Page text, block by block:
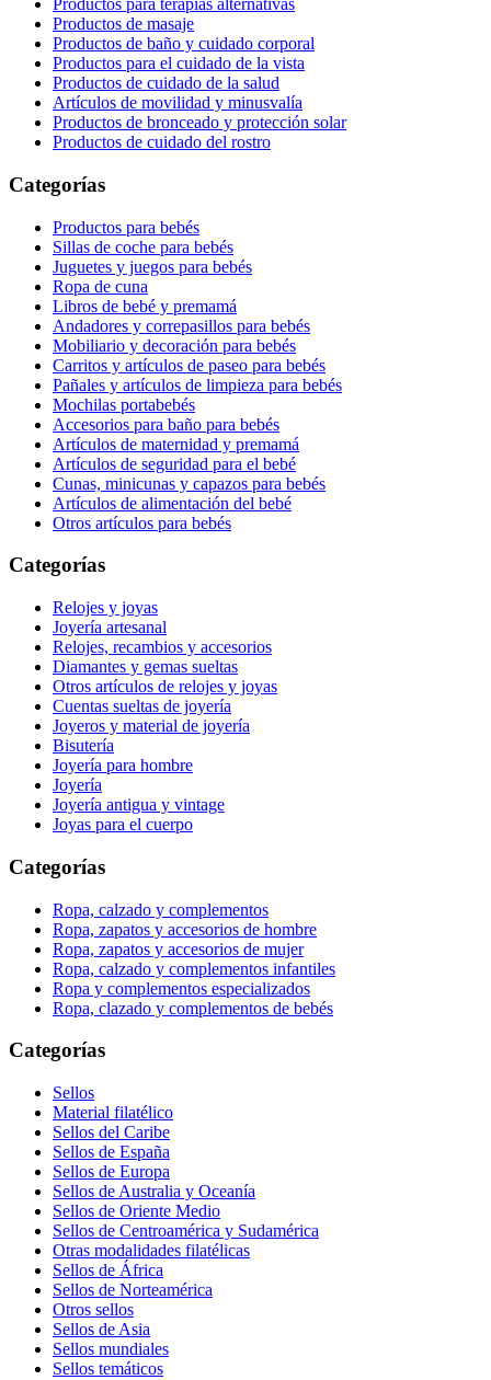
Productos para terapias alternativas
Productos de masaje
Productos de baño y cuidado corporal
Productos para el cuidado de la vista
Productos de cuidado de la salud
Artículos de movilidad y minusvalía
Productos de bronceado y protección solar
Productos de cuidado del rostro
Categorías
Productos para bebés
Sillas de coche para bebés
Juguetes y juegos para bebés
Ropa de cuna
Libros de bebé y premamá
Andadores y correpasillos para bebés
Mobiliario y decoración para bebés
Carritos y artículos de paseo para bebés
Pañales y artículos de limpieza para bebés
Mochilas portabebés
Accesorios para baño para bebés
Artículos de maternidad y premamá
Artículos de seguridad para el bebé
Cunas, minicunas y capazos para bebés
Artículos de alimentación del bebé
Otros artículos para bebés
Categorías
Relojes y joyas
Joyería artesanal
Relojes, recambios y accesorios
Diamantes y gemas sueltas
Otros artículos de relojes y joyas
Cuentas sueltas de joyería
Joyeros y material de joyería
Bisutería
Joyería para hombre
Joyería
Joyería antigua y vintage
Joyas para el cuerpo
Categorías
Ropa, calzado y complementos
Ropa, zapatos y accesorios de hombre
Ropa, zapatos y accesorios de mujer
Ropa, calzado y complementos infantiles
Ropa y complementos especializados
Ropa, clazado y complementos de bebés
Categorías
Sellos
Material filatélico
Sellos del Caribe
Sellos de España
Sellos de Europa
Sellos de Australia y Oceanía
Sellos de Oriente Medio
Sellos de Centroamérica y Sudamérica
Otras modalidades filatélicas
Sellos de África
Sellos de Norteamérica
Otros sellos
Sellos de Asia
Sellos mundiales
Sellos temáticos